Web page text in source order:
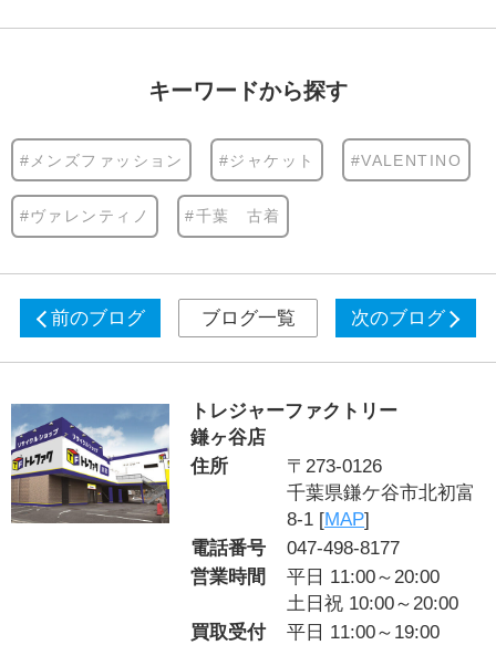
キーワードから探す
#メンズファッション #ジャケット #VALENTINO
#ヴァレンティノ #千葉 古着
前のブログ ブログ一覧 次のブログ
トレジャーファクトリー
鎌ヶ谷店
住所
〒273-0126
千葉県鎌ケ谷市北初富
8-1 [MAP]
電話番号
047-498-8177
営業時間
平日 11:00～20:00
土日祝 10:00～20:00
買取受付
平日 11:00～19:00